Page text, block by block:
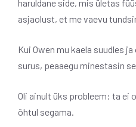
haruldane side, mis ületas
asjaolust, et me vaevu
Kui Owen mu kaela suudles
surus, peaaegu minestasin
Oli ainult üks probleem: ta ei
õhtul segama.